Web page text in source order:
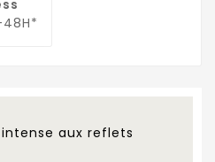
intense aux reflets